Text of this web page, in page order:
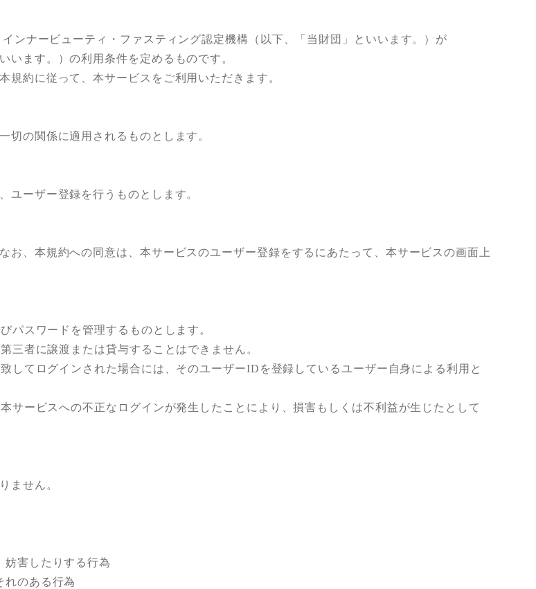
ンナービューティ・ファスティング認定機構（以下、「当財団」といいます。）が
います。）の利用条件を定めるものです。
規約に従って、本サービスをご利用いただきます。
の関係に適用されるものとします。
ーザー登録を行うものとします。
、本規約への同意は、本サービスのユーザー登録をするにあたって、本サービスの画面上
スワードを管理するものとします。
者に譲渡または貸与することはできません。
てログインされた場合には、そのユーザーIDを登録しているユーザー自身による利用と
ービスへの不正なログインが発生したことにより、損害もしくは不利益が生じたとして
ません。
害したりする行為
のある行為